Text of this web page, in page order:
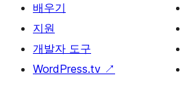
배우기
지원
개발자 도구
WordPress.tv ↗